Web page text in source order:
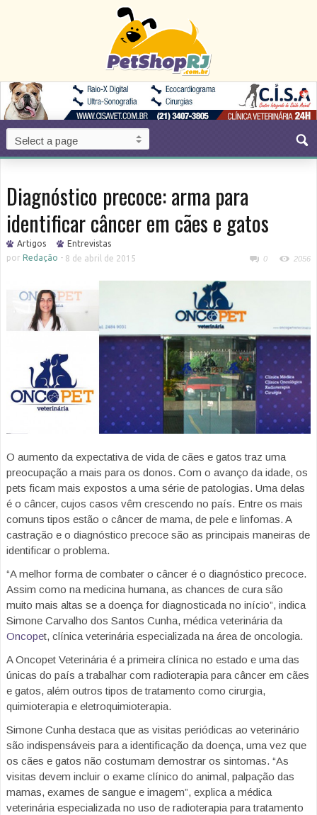
Diagnóstico precoce: arma para
identificar câncer em cães e gatos
Artigos
Entrevistas
por Redação - 8 de abril de 2015 0 2056
O aumento da expectativa de vida de cães e gatos traz uma
preocupação a mais para os donos. Com o avanço da idade, os
pets ficam mais expostos a uma série de patologias. Uma delas
é o câncer, cujos casos vêm crescendo no país. Entre os mais
comuns tipos estão o câncer de mama, de pele e linfomas. A
castração e o diagnóstico precoce são as principais maneiras de
identificar o problema.
“A melhor forma de combater o câncer é o diagnóstico precoce.
Assim como na medicina humana, as chances de cura são
muito mais altas se a doença for diagnosticada no início”, indica
Simone Carvalho dos Santos Cunha, médica veterinária da
Oncopet, clínica veterinária especializada na área de oncologia.
A Oncopet Veterinária é a primeira clínica no estado e uma das
únicas do país a trabalhar com radioterapia para câncer em cães
e gatos, além outros tipos de tratamento como cirurgia,
quimioterapia e eletroquimioterapia.
Simone Cunha destaca que as visitas periódicas ao veterinário
são indispensáveis para a identificação da doença, uma vez que
os cães e gatos não costumam demostrar os sintomas. “As
visitas devem incluir o exame clínico do animal, palpação das
mamas, exames de sangue e imagem”, explica a médica
veterinária especializada no uso de radioterapia para tratamento